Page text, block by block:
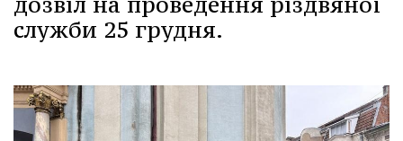
служби 25 грудня.